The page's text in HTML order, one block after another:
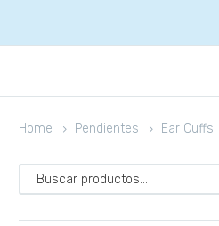
Home Pendientes Ear Cuffs